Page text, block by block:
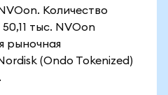
Количество
тыс. NVOon
рыночная
(Ondo Tokenized)